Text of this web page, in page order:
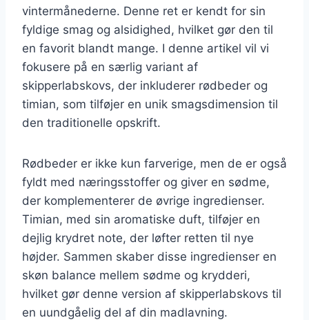
vintermånederne. Denne ret er kendt for sin
fyldige smag og alsidighed, hvilket gør den til
en favorit blandt mange. I denne artikel vil vi
fokusere på en særlig variant af
skipperlabskovs, der inkluderer rødbeder og
timian, som tilføjer en unik smagsdimension til
den traditionelle opskrift.
Rødbeder er ikke kun farverige, men de er også
fyldt med næringsstoffer og giver en sødme,
der komplementerer de øvrige ingredienser.
Timian, med sin aromatiske duft, tilføjer en
dejlig krydret note, der løfter retten til nye
højder. Sammen skaber disse ingredienser en
skøn balance mellem sødme og krydderi,
hvilket gør denne version af skipperlabskovs til
en uundgåelig del af din madlavning.